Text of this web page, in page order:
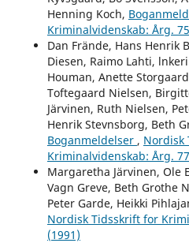
Henning Koch,
Kriminalvidenskab: Årg.
Dan Frände, Hans Henrik
Diesen, Raimo Lahti,
Houman, Anette
Toftegaard Nielsen,
Järvinen, Ruth Nielsen,
Henrik Stevnsborg, Beth
Boganmeldelser , Nordisk
Kriminalvidenskab: Årg.
Margaretha Järvinen, Ole
Vagn Greve, Beth Grothe
Peter Garde, Heikki
Nordisk Tidsskrift for
(1991)